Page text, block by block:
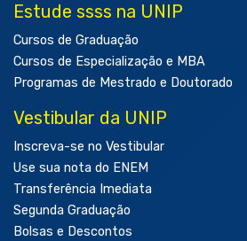
Estude ssss na UNIP
Cursos de Graduação
Cursos de Especialização e MBA
Programas de Mestrado e Doutorado
Vestibular da UNIP
Inscreva-se no Vestibular
Use sua nota do ENEM
Transferência Imediata
Segunda Graduação
Bolsas e Descontos